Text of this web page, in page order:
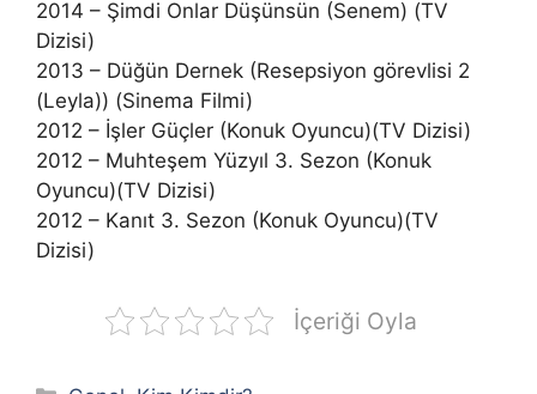
2014 – Şimdi Onlar Düşünsün (Senem) (TV
Dizisi)
2013 – Düğün Dernek (Resepsiyon görevlisi 2
(Leyla)) (Sinema Filmi)
2012 – İşler Güçler (Konuk Oyuncu)(TV Dizisi)
2012 – Muhteşem Yüzyıl 3. Sezon (Konuk
Oyuncu)(TV Dizisi)
2012 – Kanıt 3. Sezon (Konuk Oyuncu)(TV
Dizisi)
İçeriği Oyla